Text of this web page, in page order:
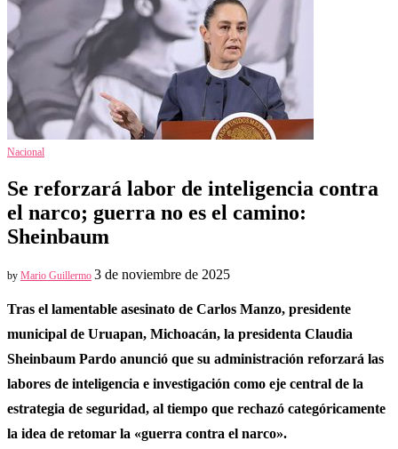
Nacional
Se reforzará labor de inteligencia contra
el narco; guerra no es el camino:
Sheinbaum
by Mario Guillermo 3 de noviembre de 2025
Tras el lamentable asesinato de Carlos Manzo, presidente
municipal de Uruapan, Michoacán, la presidenta Claudia
Sheinbaum Pardo anunció que su administración reforzará las
labores de inteligencia e investigación como eje central de la
estrategia de seguridad, al tiempo que rechazó categóricamente
la idea de retomar la «guerra contra el narco».